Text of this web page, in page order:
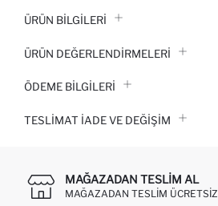
ÜRÜN BILGILERI
ÜRÜN DEĞERLENDİRMELERİ
ÖDEME BİLGİLERİ
TESLIMAT İADE VE DEĞIŞIM
MAĞAZADAN TESLIM AL
MAĞAZADAN TESLIM ÜCRETSIZ